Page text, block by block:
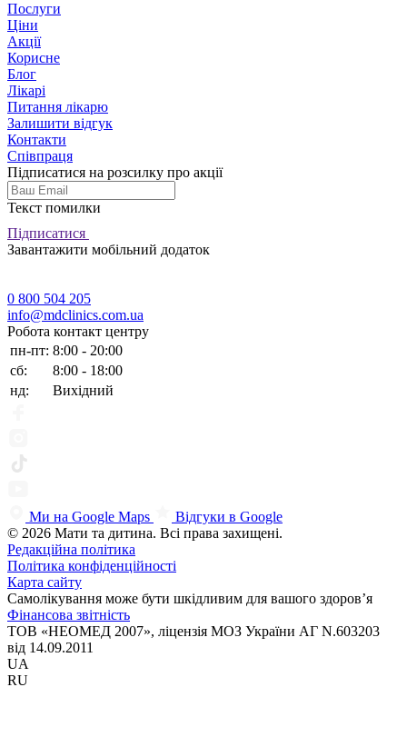
Послуги
Ціни
Акції
Корисне
Блог
Лікарі
Питання лікарю
Залишити відгук
Контакти
Співпраця
Підписатися на розсилку про акції
Текст помилки
Підписатися
Завантажити мобільний додаток
0 800 504 205
info@mdclinics.com.ua
Робота контакт центру
пн-пт: 8:00 - 20:00
сб:
8:00 - 18:00
нд:
Вихідний
Ми на Google Maps
Відгуки в Google
© 2026 Мати та дитина. Всі права захищені.
Редакційна політика
Політика конфіденційності
Карта сайту
Самолікування може бути шкідливим для вашого здоров’я
Фінансова звітність
ТОВ «НЕОМЕД 2007», ліцензія МОЗ України АГ N.603203
від 14.09.2011
UA
RU